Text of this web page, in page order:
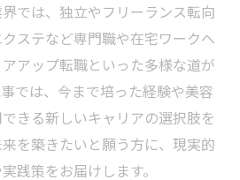
では、独立やフリーランス転向
ステなど専門職や在宅ワークへ
アップ転職といった多様な道が
では、今まで培った経験や美容
きる新しいキャリアの選択肢を
を築きたいと願う方に、現実的
践策をお届けします。